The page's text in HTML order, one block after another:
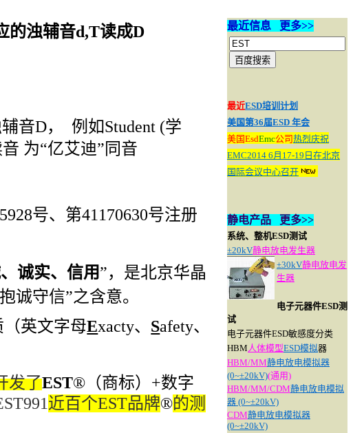
的浊辅音d,T读成D
音D， 例如Student (学
为“亿艾迪”同音
号、第41170630号注册
诚实、信用”，是北京华晶
诚守信”之含意。
（英文字母Exacty、 Safety、
发了EST® （商标） +数字
近百个EST品牌®的测
最近信息 更多>>
最近ESD培训计划
美国第36届ESD 年会
美国EsdEmc公司热烈庆祝
EMC2014 6月17-19日在北京
国际会议中心召开
静电产品 更多>>
系统、整机ESD测试
±20kV静电放电发生器
±30kV静电放电发
生器
电子元器件ESD测
试
电子元器件ESD敏感度分类
HBM人体模型ESD模拟器
HBM/MM静电放电模拟器
(0~±20kV)(通用)
HBM/MM/CDM静电放电模拟
器 (0~±20kV)
CDM静电放电模拟器
(0~±20kV)